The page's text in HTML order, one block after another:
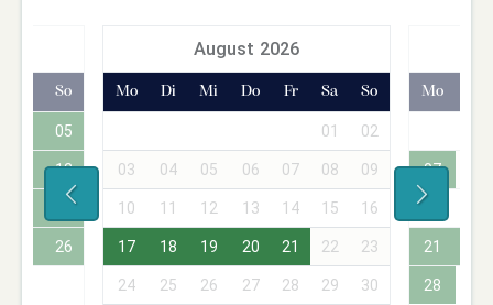
So
05
12
19
26
August 2026
Mo Di Mi Do Fr Sa So
01 02
03 04 05 06 07 08 09
10 11 12 13 14 15 16
17 18 19 20 21 22 23
24 25 26 27 28 29 30
Mo
07
21
28